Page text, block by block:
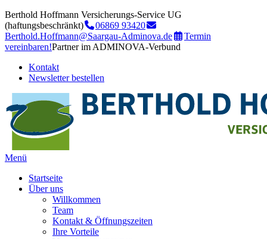
Berthold Hoffmann Versicherungs-Service UG
(haftungsbeschränkt)
06869 93420
Berthold.Hoffmann@Saargau-Adminova.de
Termin
vereinbaren!Partner im ADMINOVA-Verbund
Kontakt
Newsletter bestellen
Menü
Startseite
Über uns
Willkommen
Team
Kontakt & Öffnungszeiten
Ihre Vorteile